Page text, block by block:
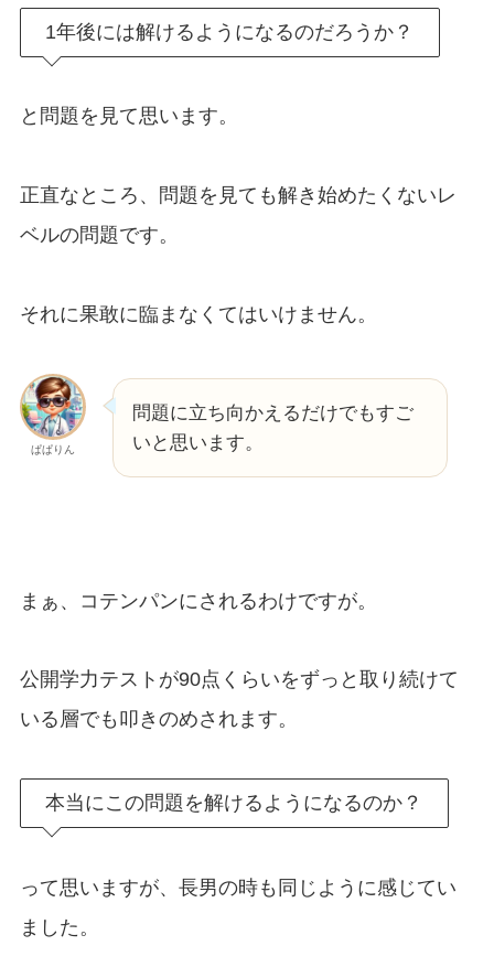
1年後には解けるようになるのだろうか？
と問題を見て思います。
正直なところ、問題を見ても解き始めたくないレ
ベルの問題です。
それに果敢に臨まなくてはいけません。
ぱぱりん
問題に立ち向かえるだけでもすご
いと思います。
まぁ、コテンパンにされるわけですが。
公開学力テストが90点くらいをずっと取り続けて
いる層でも叩きのめされます。
本当にこの問題を解けるようになるのか？
って思いますが、長男の時も同じように感じてい
ました。